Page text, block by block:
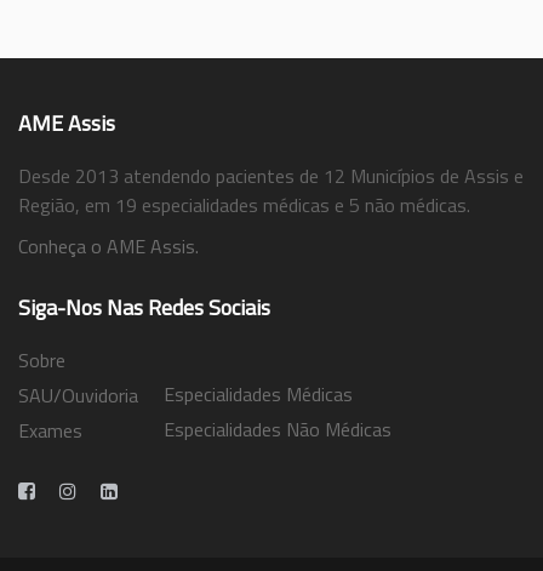
AME Assis
Desde 2013 atendendo pacientes de 12 Municípios de Assis e
Região, em 19 especialidades médicas e 5 não médicas.
Conheça o AME Assis.
Siga-Nos Nas Redes Sociais
Sobre
SAU/Ouvidoria
Exames
Especialidades Médicas
Especialidades Não Médicas